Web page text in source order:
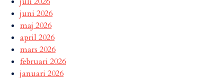
juni 2026
maj 2026
april 2026
mars 2026
februari 2026
januari 2026